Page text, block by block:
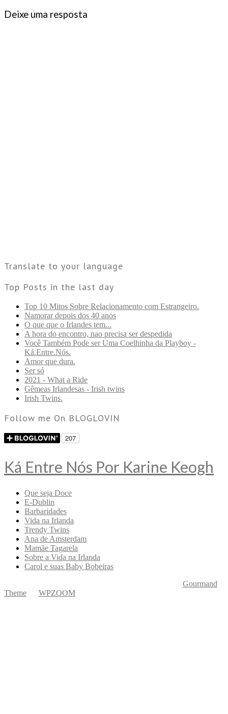
Deixe uma resposta
Translate to your language
Top Posts in the last day
Top 10 Mitos Sobre Relacionamento com Estrangeiro.
Namorar depois dos 40 anos
O que que o Irlandes tem...
A hora do encontro, nao precisa ser despedida
Você Também Pode ser Uma Coelhinha da Playboy -
Ká.Entre.Nós.
Amor que dura.
Ser só
2021 - What a Ride
Gêmeas Irlandesas - Irish twins
Irish Twins.
Follow me On BLOGLOVIN
Ká Entre Nós Por Karine Keogh
Que seja Doce
E-Dublin
Barbaridades
Vida na Irlanda
Trendy Twins
Ana de Amsterdam
Mamãe Tagarela
Sobre a Vida na Irlanda
Carol e suas Baby Bobeiras
Gourmand
Theme
WPZOOM